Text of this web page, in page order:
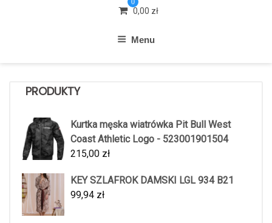
0
0,00 zł
Menu
PRODUKTY
Kurtka męska wiatrówka Pit Bull West
Coast Athletic Logo - 523001901504
215,00 zł
KEY SZLAFROK DAMSKI LGL 934 B21
99,94 zł